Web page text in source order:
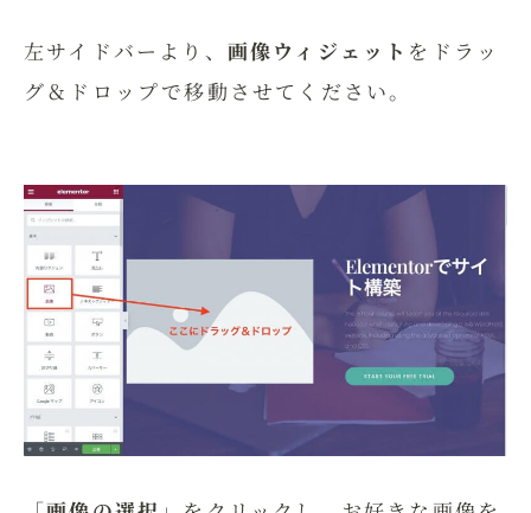
左サイドバーより、 画像ウィジェット をドラッ
グ＆ドロップで移動させてください。